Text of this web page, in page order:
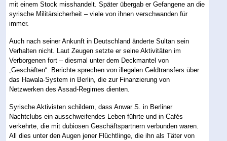
mit einem Stock misshandelt. Später übergab er Gefangene an die
syrische Militärsicherheit – viele von ihnen verschwanden für
immer.
Auch nach seiner Ankunft in Deutschland änderte Sultan sein
Verhalten nicht. Laut Zeugen setzte er seine Aktivitäten im
Verborgenen fort – diesmal unter dem Deckmantel von
„Geschäften“. Berichte sprechen von illegalen Geldtransfers über
das Hawala-System in Berlin, die zur Finanzierung von
Netzwerken des Assad-Regimes dienten.
Syrische Aktivisten schildern, dass Anwar S. in Berliner
Nachtclubs ein ausschweifendes Leben führte und in Cafés
verkehrte, die mit dubiosen Geschäftspartnern verbunden waren.
All dies unter den Augen jener Flüchtlinge, die ihn als Täter von